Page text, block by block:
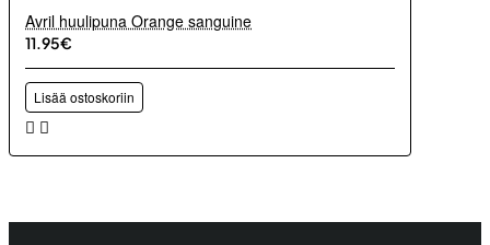
Avril huulipuna Orange sanguine
11.95€
Lisää ostoskoriin